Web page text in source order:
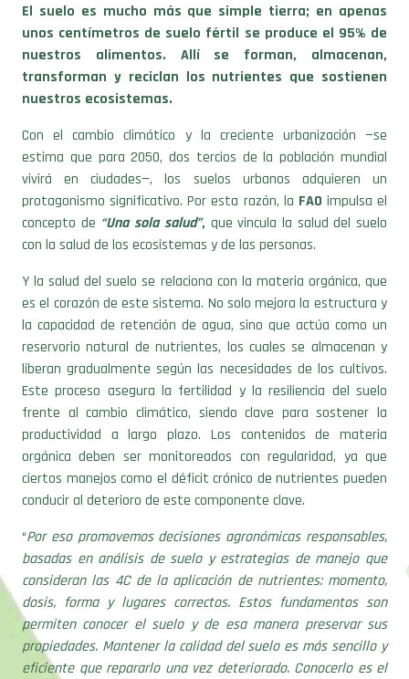
El suelo es mucho más que simple tierra; en apenas
unos centímetros de suelo fértil se produce el 95% de
nuestros alimentos. Allí se forman, almacenan,
transforman y reciclan los nutrientes que sostienen
nuestros ecosistemas.
Con el cambio climático y la creciente urbanización —se
estima que para 2050, dos tercios de la población mundial
vivirá en ciudades—, los suelos urbanos adquieren un
protagonismo significativo. Por esta razón, la FAO impulsa el
concepto de “Una sola salud”, que vincula la salud del suelo
con la salud de los ecosistemas y de las personas.
Y la salud del suelo se relaciona con la materia orgánica, que
es el corazón de este sistema. No solo mejora la estructura y
la capacidad de retención de agua, sino que actúa como un
reservorio natural de nutrientes, los cuales se almacenan y
liberan gradualmente según las necesidades de los cultivos.
Este proceso asegura la fertilidad y la resiliencia del suelo
frente al cambio climático, siendo clave para sostener la
productividad a largo plazo. Los contenidos de materia
orgánica deben ser monitoreados con regularidad, ya que
ciertos manejos como el déficit crónico de nutrientes pueden
conducir al deterioro de este componente clave.
“Por eso promovemos decisiones agronómicas responsables,
basadas en análisis de suelo y estrategias de manejo que
consideran las 4C de la aplicación de nutrientes: momento,
dosis, forma y lugares correctos. Estos fundamentos son
permiten conocer el suelo y de esa manera preservar sus
propiedades. Mantener la calidad del suelo es más sencillo y
eficiente que repararlo una vez deteriorado. Conocerlo es el